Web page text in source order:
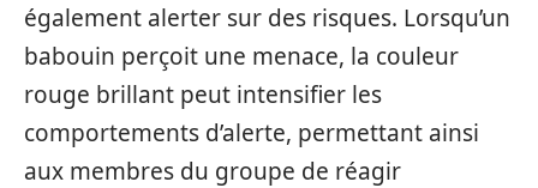
également alerter sur des risques. Lorsqu’un
babouin perçoit une menace, la couleur
rouge brillant peut intensifier les
comportements d’alerte, permettant ainsi
aux membres du groupe de réagir